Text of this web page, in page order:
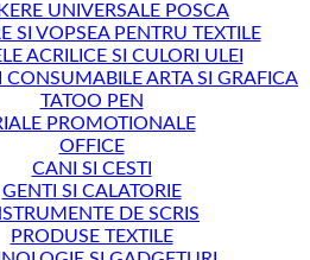
UNIVERSALE POSCA
SI VOPSEA PENTRU TEXTILE
ACRILICE SI CULORI ULEI
CONSUMABILE ARTA SI GRAFICA
TATOO PEN
PROMOTIONALE
OFFICE
CANI SI CESTI
GENTI SI CALATORIE
DE SCRIS
PRODUSE TEXTILE